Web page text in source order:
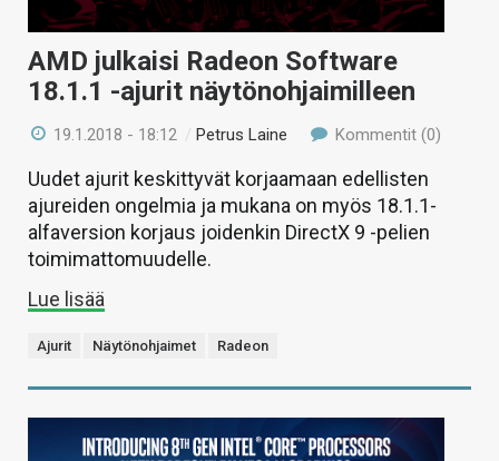
AMD julkaisi Radeon Software
18.1.1 -ajurit näytönohjaimilleen
19.1.2018 - 18:12 /Petrus Laine Kommentit (0)
Uudet ajurit keskittyvät korjaamaan edellisten
ajureiden ongelmia ja mukana on myös 18.1.1-
alfaversion korjaus joidenkin DirectX 9 -pelien
toimimattomuudelle.
Lue lisää
Ajurit Näytönohjaimet Radeon